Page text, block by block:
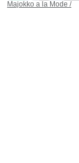
Majokko a la Mode /